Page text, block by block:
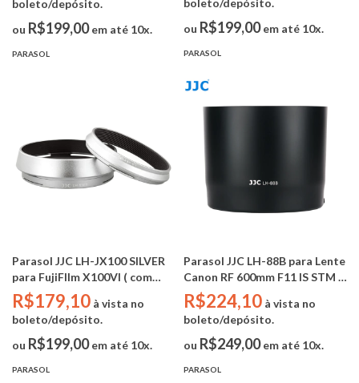
boleto/depósito.
ou R$199,00em até 10x.
PARASOL
boleto/depósito.
ou R$199,00em até 10x.
PARASOL
Parasol JJC LH-JX100 SILVER
para FujiFIlm X100VI ( com
adaptador filtro 49mm)
R$179,10 à vista no
boleto/depósito.
ou R$199,00em até 10x.
PARASOL
Parasol JJC LH-88B para Lente
Canon RF 600mm F11 IS STM /
RF 135mm F1.8L (Substitui
Canon ET-88B)
R$224,10 à vista no
boleto/depósito.
ou R$249,00em até 10x.
PARASOL